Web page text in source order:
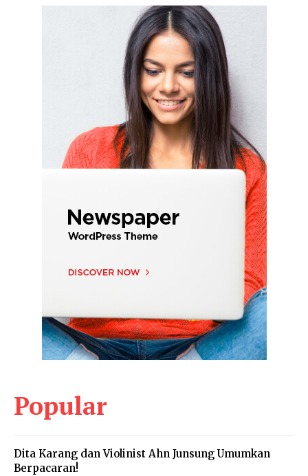
Popular
Dita Karang dan Violinist Ahn Junsung Umumkan
Berpacaran!